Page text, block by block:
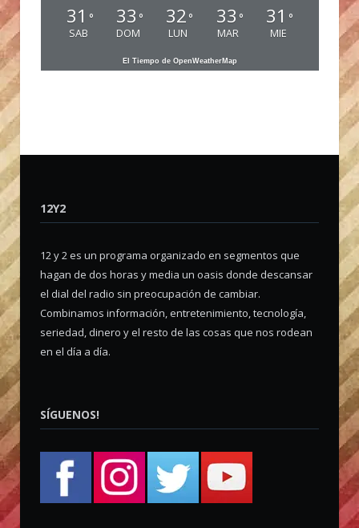
31 °
SAB
33 °
DOM
32 °
LUN
33 °
MAR
31 °
MIE
El Tiempo de OpenWeatherMap
12Y2
12 y 2 es un programa organizado en segmentos que
hagan de dos horas y media un oasis donde descansar
el dial del radio sin preocupación de cambiar.
Combinamos información, entretenimiento, tecnología,
seriedad, dinero y el resto de las cosas que nos rodean
en el día a día.
SÍGUENOS!